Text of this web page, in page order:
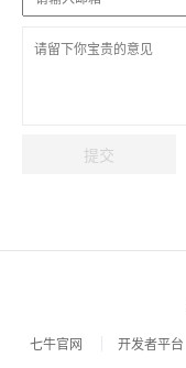
提交
七牛官网 开发者平台